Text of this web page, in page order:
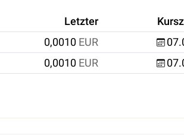
Letzter
0,0010 EUR
0,0010 EUR